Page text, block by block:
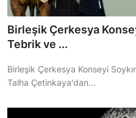
Birleşik Çerkesya
Tebrik ve ...
Birleşik Çerkesya Konseyi
Talha Çetinkaya'dan...